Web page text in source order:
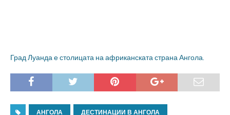
Град Луанда е столицата на африканската страна Ангола.
АНГОЛА ДЕСТИНАЦИИ В АНГОЛА